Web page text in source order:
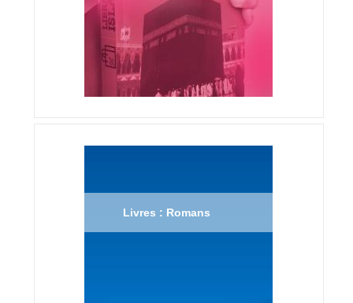
Livres : Romans